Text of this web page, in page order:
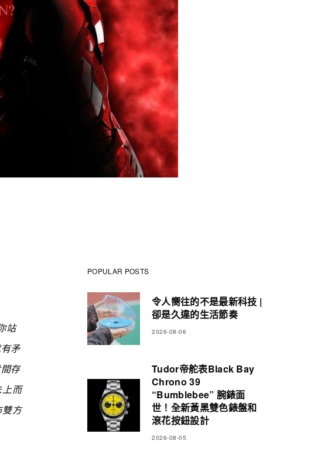
站
矛
存
而
方
POPULAR POSTS
令人嚮往的不是最新科技 |
卻是久違的生活節奏
2026-08-06
Tudor帝舵表Black Bay
Chrono 39
“Bumblebee” 腕錶面
世！全新黃黑雙色錶盤和
滾花按鈕設計
2026-08-05